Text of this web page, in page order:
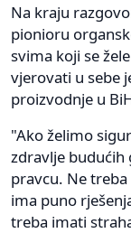
Na kraju
pionioru
svima koji se
vjerovati u sebe
proizvodnje u
"Ako želimo
zdravlje budućih
pravcu. Ne
ima puno
treba imati